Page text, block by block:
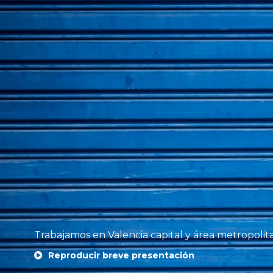
Trabajamos en Valencia capital y área
Reproducir breve presentación